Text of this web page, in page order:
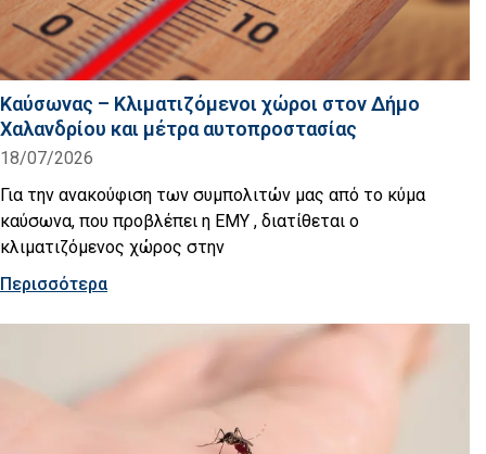
Καύσωνας – Κλιματιζόμενοι χώροι στον Δήμο
Χαλανδρίου και μέτρα αυτοπροστασίας
18/07/2026
Για την ανακούφιση των συμπολιτών μας από το κύμα
καύσωνα, που προβλέπει η ΕΜΥ , διατίθεται ο
κλιματιζόμενος χώρος στην
Περισσότερα